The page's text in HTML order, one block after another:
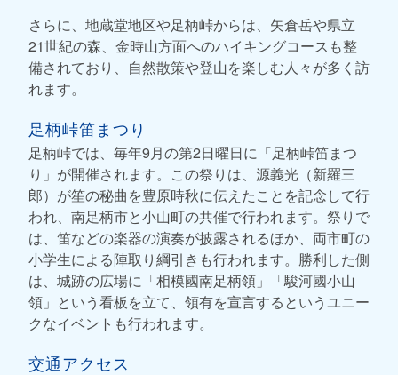
さらに、地蔵堂地区や足柄峠からは、矢倉岳や県立
21世紀の森、金時山方面へのハイキングコースも整
備されており、自然散策や登山を楽しむ人々が多く訪
れます。
足柄峠笛まつり
足柄峠では、毎年9月の第2日曜日に「足柄峠笛まつ
り」が開催されます。この祭りは、源義光（新羅三
郎）が笙の秘曲を豊原時秋に伝えたことを記念して行
われ、南足柄市と小山町の共催で行われます。祭りで
は、笛などの楽器の演奏が披露されるほか、両市町の
小学生による陣取り綱引きも行われます。勝利した側
は、城跡の広場に「相模國南足柄領」「駿河國小山
領」という看板を立て、領有を宣言するというユニー
クなイベントも行われます。
交通アクセス